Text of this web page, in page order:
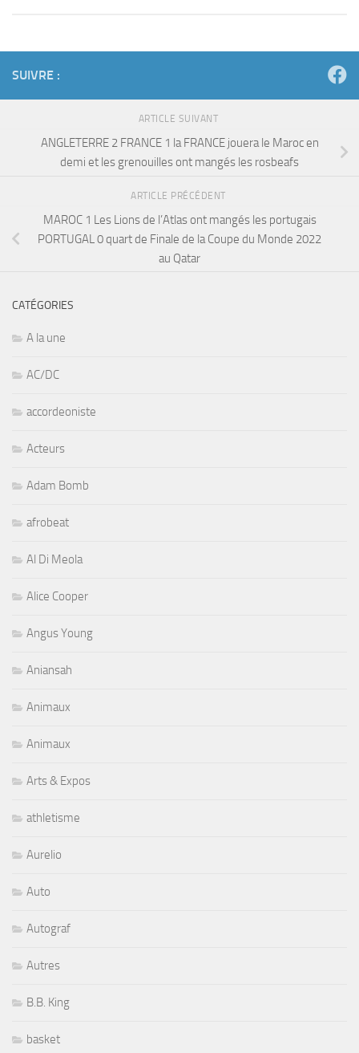
SUIVRE :
ARTICLE SUIVANT
ANGLETERRE 2 FRANCE 1 la FRANCE jouera le Maroc en
demi et les grenouilles ont mangés les rosbeafs
ARTICLE PRÉCÉDENT
MAROC 1 Les Lions de l’Atlas ont mangés les portugais
PORTUGAL 0 quart de Finale de la Coupe du Monde 2022
au Qatar
CATÉGORIES
A la une
AC/DC
accordeoniste
Acteurs
Adam Bomb
afrobeat
Al Di Meola
Alice Cooper
Angus Young
Aniansah
Animaux
Animaux
Arts & Expos
athletisme
Aurelio
Auto
Autograf
Autres
B.B. King
basket